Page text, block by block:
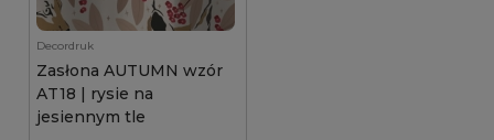
Decordruk
Zasłona AUTUMN wzór
AT18 | rysie na
jesiennym tle